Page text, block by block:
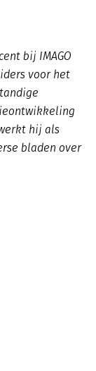
bij IMAGO
voor het
hij als
bladen over